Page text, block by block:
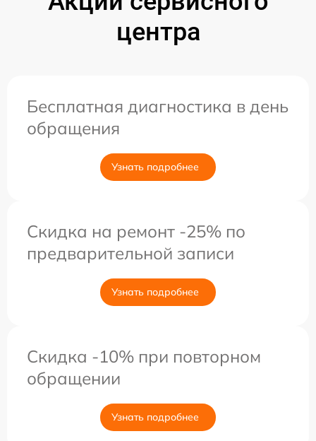
центра
Бесплатная диагностика в день
обращения
Узнать подробнее
Скидка на ремонт -25% по
предварительной записи
Узнать подробнее
Скидка -10% при повторном
обращении
Узнать подробнее